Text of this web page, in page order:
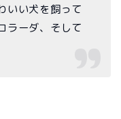
いい犬を飼って
ラーダ、そして